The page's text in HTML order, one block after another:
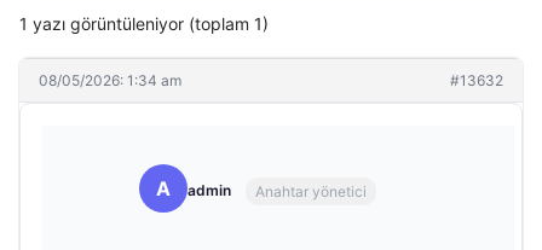
1 yazı görüntüleniyor (toplam 1)
08/05/2026: 1:34 am #13632
A admin Anahtar yönetici